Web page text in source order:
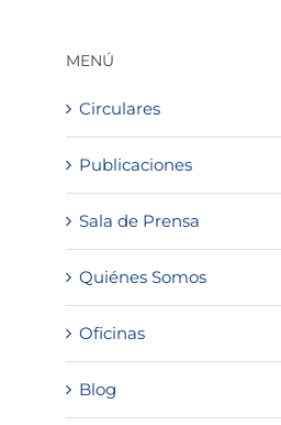
MENÚ
Circulares
Publicaciones
Sala de Prensa
Quiénes Somos
Oficinas
Blog